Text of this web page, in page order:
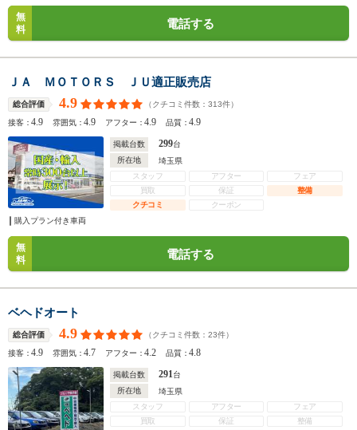
無
料
電話する
ＪＡ ＭＯＴＯＲＳ ＪＵ適正販売店
総合評価 4.9 （クチコミ件数： 313件）
接客：4.9 雰囲気：4.9 アフター：4.9 品質：4.9
掲載台数 299台
所在地
埼玉県
スタッフ
アフター
フェア
買取
保証
整備
クチコミ
クーポン
購入プラン付き車両
無
料
電話する
ベヘドオート
総合評価 4.9 （クチコミ件数： 23件）
接客：4.9 雰囲気：4.7 アフター：4.2 品質：4.8
掲載台数 291台
所在地
埼玉県
スタッフ
アフター
フェア
買取
保証
整備